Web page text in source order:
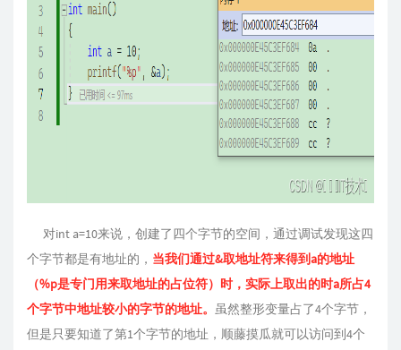
对int a=10来说，创建了四个字节的空间，通过调试发现这四
个字节都是有地址的， 当我们通过&取地址符来得到a的地址
（%p是专门用来取地址的占位符）时，实际上取出的时a所占4
个字节中地址较小的字节的地址。 虽然整形变量占了4个字节，
但是只要知道了第1个字节的地址，顺藤摸瓜就可以访问到4个